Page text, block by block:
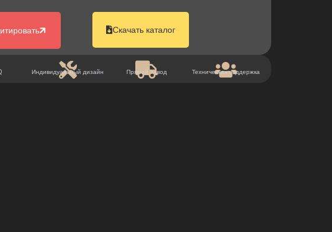
Скачать каталог
Индивидуальный дизайн Прямой завод Техническая поддержка